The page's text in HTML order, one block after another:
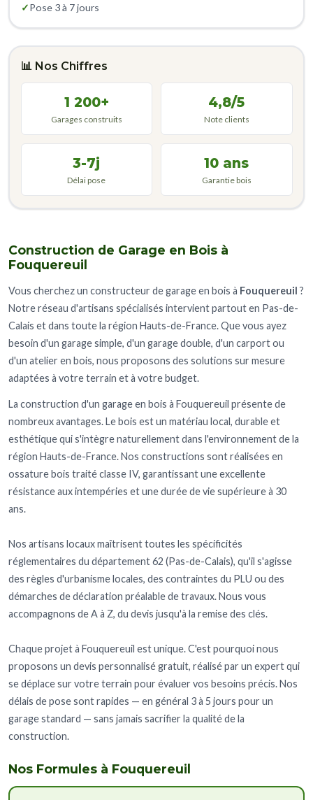
Construction de Garage en Bois à
Fouquereuil
Vous cherchez un constructeur de garage en bois à Fouquereuil ?
Notre réseau d'artisans spécialisés intervient partout en Pas-de-
Calais et dans toute la région Hauts-de-France. Que vous ayez
besoin d'un garage simple, d'un garage double, d'un carport ou
d'un atelier en bois, nous proposons des solutions sur mesure
adaptées à votre terrain et à votre budget.
La construction d'un garage en bois à Fouquereuil présente de
nombreux avantages. Le bois est un matériau local, durable et
esthétique qui s'intègre naturellement dans l'environnement de la
région Hauts-de-France. Nos constructions sont réalisées en
ossature bois traité classe IV, garantissant une excellente
résistance aux intempéries et une durée de vie supérieure à 30
ans.
Nos artisans locaux maîtrisent toutes les spécificités
réglementaires du département 62 (Pas-de-Calais), qu'il s'agisse
des règles d'urbanisme locales, des contraintes du PLU ou des
démarches de déclaration préalable de travaux. Nous vous
accompagnons de A à Z, du devis jusqu'à la remise des clés.
Chaque projet à Fouquereuil est unique. C'est pourquoi nous
proposons un devis personnalisé gratuit, réalisé par un expert qui
se déplace sur votre terrain pour évaluer vos besoins précis. Nos
délais de pose sont rapides — en général 3 à 5 jours pour un
garage standard — sans jamais sacrifier la qualité de la
construction.
Nos Formules à Fouquereuil
✓Pose 3 à 7 jours
📊 Nos Chiffres
1 200+
Garages construits
4,8/5
Note clients
3-7j
Délai pose
10 ans
Garantie bois